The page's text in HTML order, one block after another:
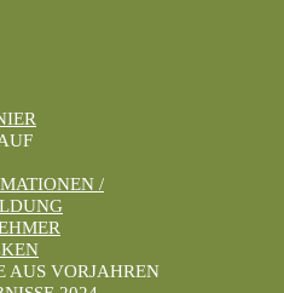
/
AUS VORJAHREN